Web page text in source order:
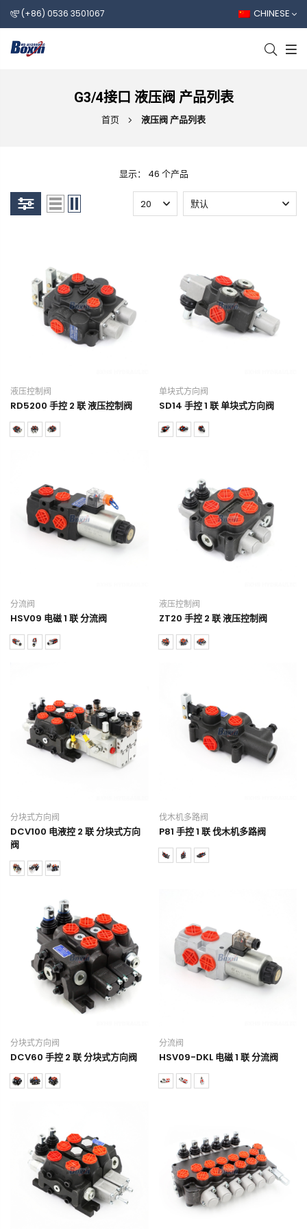
(+86) 0536 3501067 CHINESE
G3/4接口 液压阀 产品列表
首页 液压阀 产品列表
显示： 46 个产品
液压控制阀
RD5200 手控 2 联 液压控制阀
单块式方向阀
SD14 手控 1 联 单块式方向阀
分流阀
HSV09 电磁 1 联 分流阀
液压控制阀
ZT20 手控 2 联 液压控制阀
分块式方向阀
DCV100 电液控 2 联 分块式方向
阀
伐木机多路阀
P81 手控 1 联 伐木机多路阀
分块式方向阀
DCV60 手控 2 联 分块式方向阀
分流阀
HSV09-DKL 电磁 1 联 分流阀